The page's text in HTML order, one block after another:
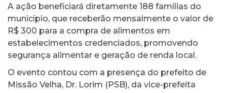
A ação beneficiará diretamente 188 famílias do
município, que receberão mensalmente o valor de
R$ 300 para a compra de alimentos em
estabelecimentos credenciados, promovendo
segurança alimentar e geração de renda local.
O evento contou com a presença do prefeito de
Missão Velha, Dr. Lorim (PSB), da vice-prefeita